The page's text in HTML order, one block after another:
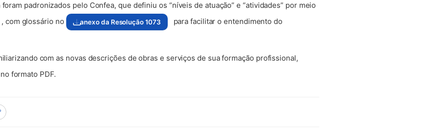
padronizados pelo Confea, que definiu os “níveis de atuação” e “atividades” por meio
, com glossário no anexo da Resolução 1073
(abre em nova aba)
para facilitar o entendimento do
com as novas descrições de obras e serviços de sua formação profissional,
formato PDF.